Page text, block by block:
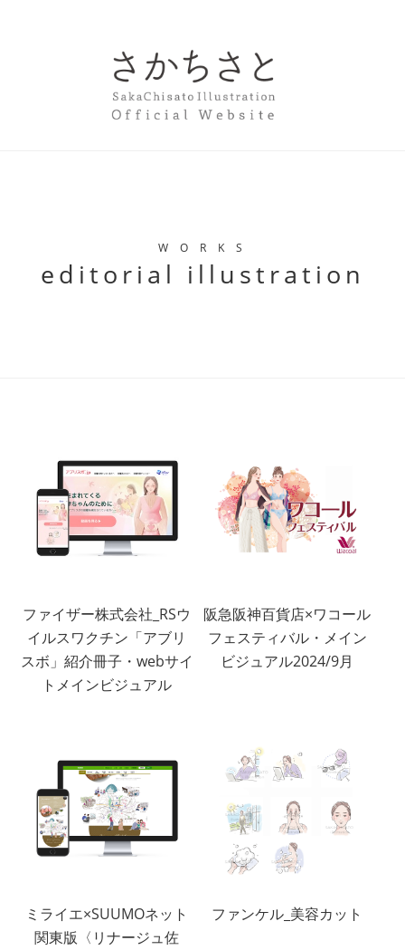
W O R K S
editorial illustration
ファイザー株式会社_RSウ
イルスワクチン「アブリ
スボ」紹介冊子・webサイ
トメインビジュアル
阪急阪神百貨店×ワコール
フェスティバル・メイン
ビジュアル2024/9月
ミライエ×SUUMOネット
関東版〈リナージュ佐
ファンケル_美容カット